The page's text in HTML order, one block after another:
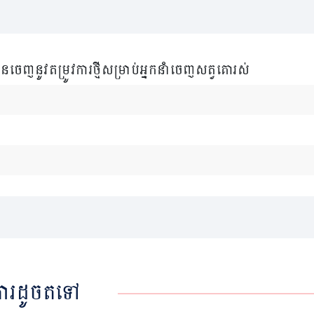
េញនូវតម្រូវការថ្មីសម្រាប់អ្នកនាំចេញសត្វគោរស់
រដូចតទៅ